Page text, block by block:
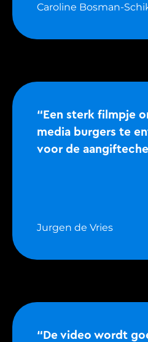
Caroline Bosman-
“Een sterk filmpje
media burgers te
voor de
Jurgen de Vries
“De video wordt